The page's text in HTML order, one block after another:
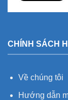
CHÍNH SÁCH
Về chúng tôi
Hướng dẫn